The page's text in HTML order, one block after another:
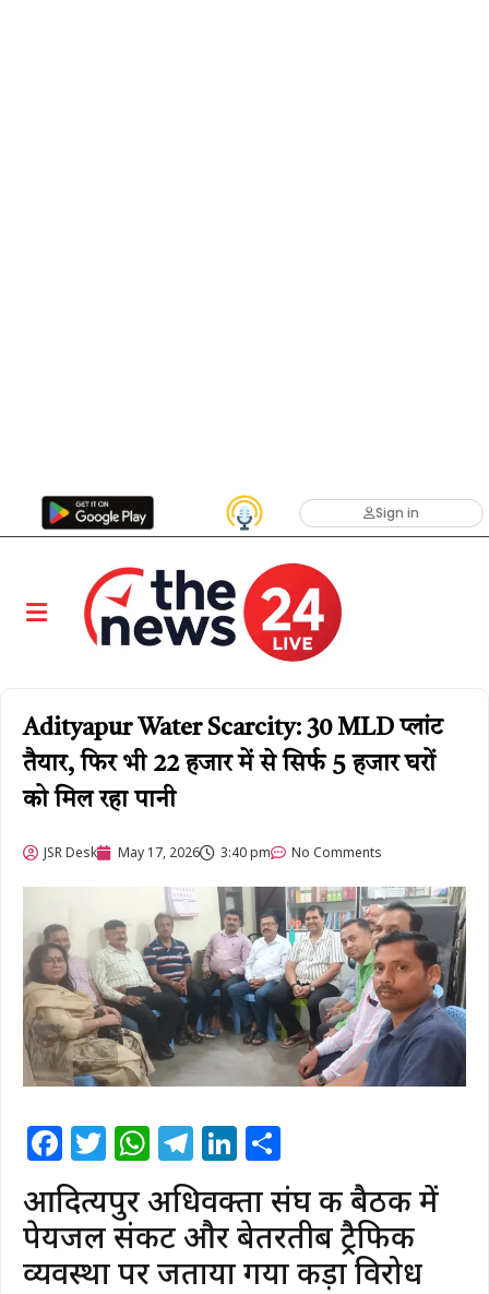
Sign in
Adityapur Water Scarcity: 30 MLD प्लांट
तैयार, फिर भी 22 हजार में से सिर्फ 5 हजार घरों
को मिल रहा पानी
JSR Desk May 17, 2026 3:40 pm No Comments
Facebook
Twitter
WhatsApp
Telegram
LinkedIn
आदित्यपुर अधिवक्ता संघ की बैठक में
पेयजल संकट और बेतरतीब ट्रैफिक
व्यवस्था पर जताया गया कड़ा विरोध